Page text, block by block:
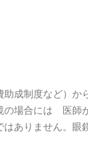
成制度など）か
の場合には 医師
ありません。眼